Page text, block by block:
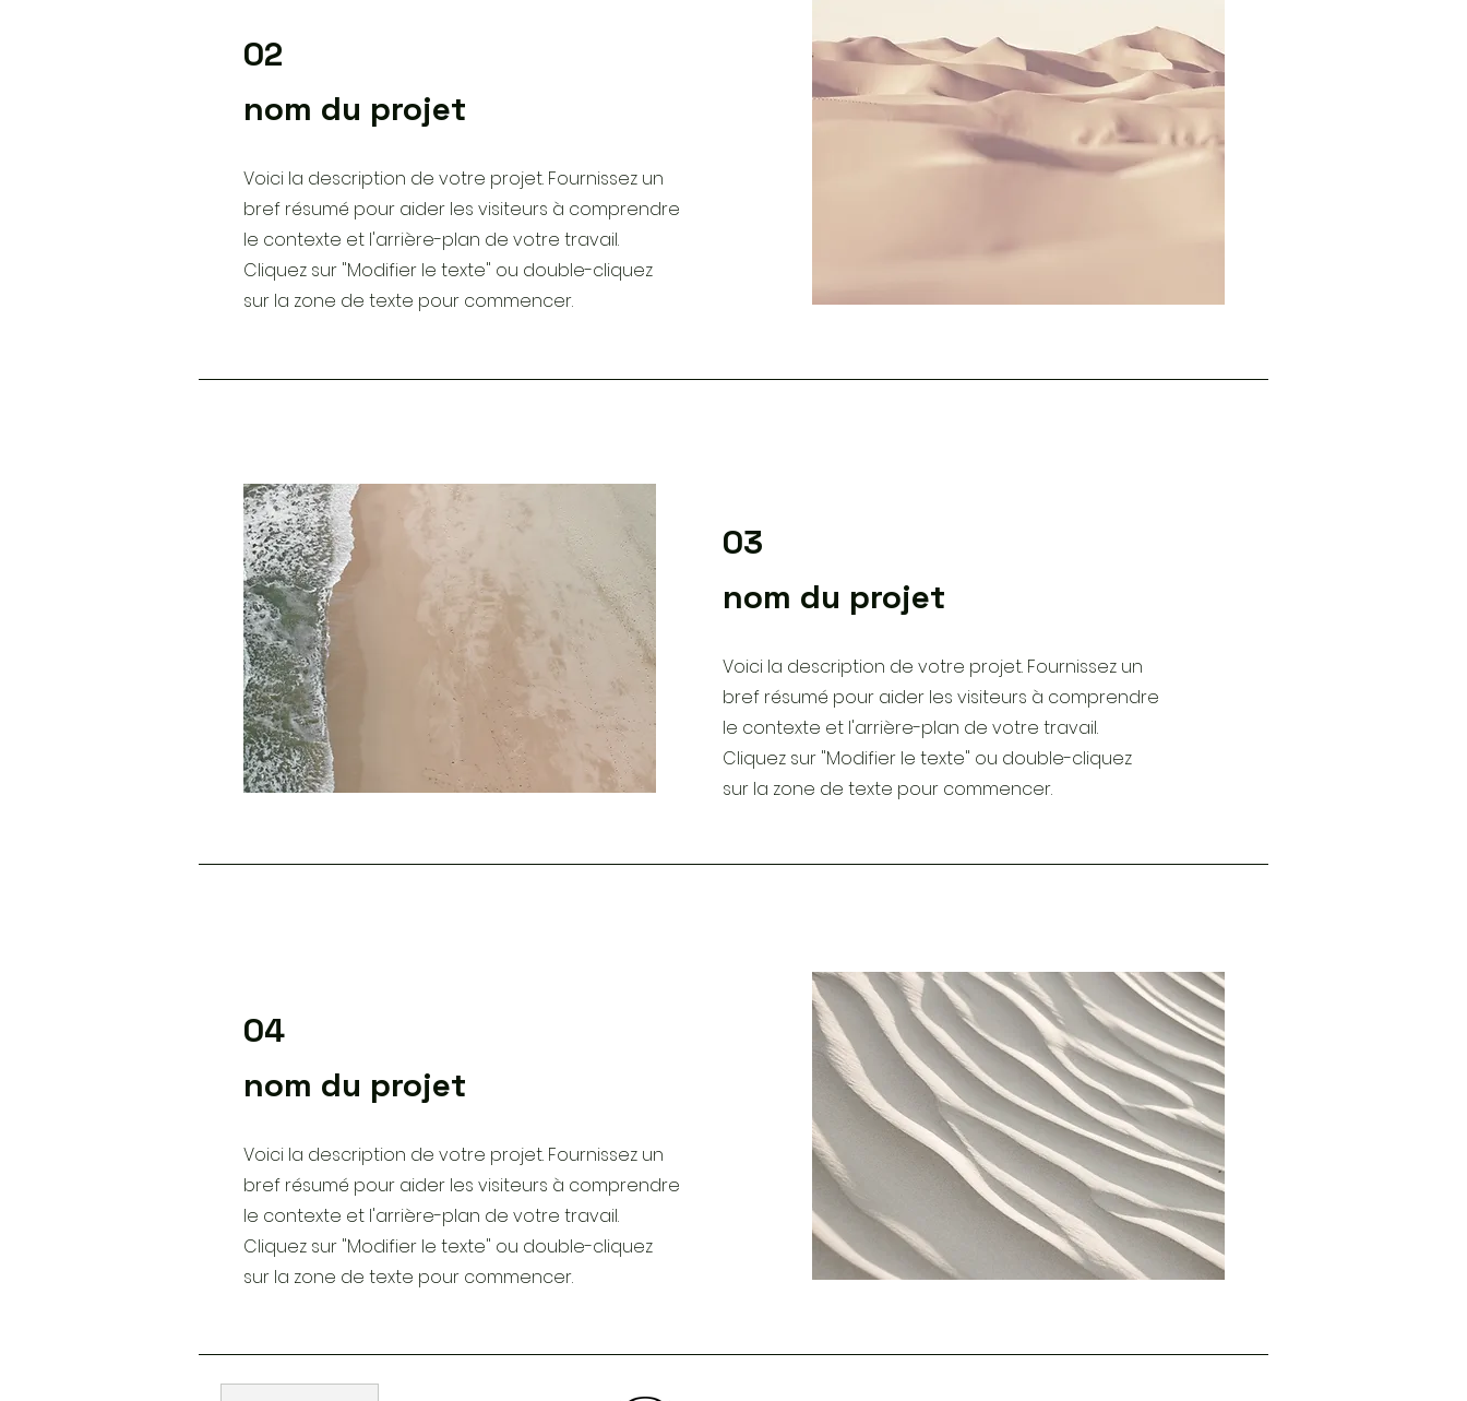
02
nom du projet
Voici la description de votre projet. Fournissez un
bref résumé pour aider les visiteurs à comprendre
le contexte et l'arrière-plan de votre travail.
Cliquez sur "Modifier le texte" ou double-cliquez
sur la zone de texte pour commencer.
03
nom du projet
Voici la description de votre projet. Fournissez un
bref résumé pour aider les visiteurs à comprendre
le contexte et l'arrière-plan de votre travail.
Cliquez sur "Modifier le texte" ou double-cliquez
sur la zone de texte pour commencer.
04
nom du projet
Voici la description de votre projet. Fournissez un
bref résumé pour aider les visiteurs à comprendre
le contexte et l'arrière-plan de votre travail.
Cliquez sur "Modifier le texte" ou double-cliquez
sur la zone de texte pour commencer.